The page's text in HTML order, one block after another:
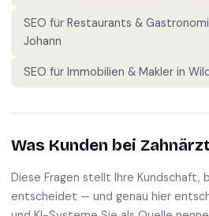
SEO für Restaurants &
Johann
SEO für Immobilien & Makler in
Was Kunden bei
Diese Fragen stellt Ihre Kundschaft,
entscheidet — und genau hier